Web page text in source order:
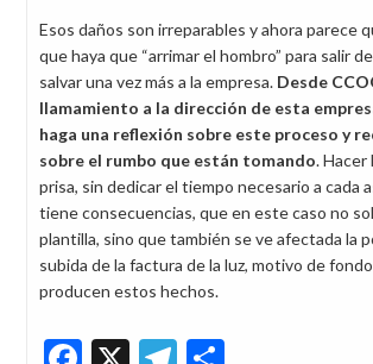
Esos daños son irreparables y ahora parece
que haya que “arrimar el hombro” para salir
salvar una vez más a la empresa. Desde
llamamiento a la dirección de esta
haga una reflexión sobre este proceso y
sobre el rumbo que están tomando. Hacer
prisa, sin dedicar el tiempo necesario a cada
tiene consecuencias, que en este caso no
plantilla, sino que también se ve afectada la
subida de la factura de la luz, motivo de
producen estos hechos.
Facebook
X Telegram